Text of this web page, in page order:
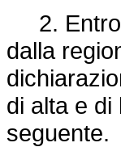
2. Entro
dalla
di alta e
seguente.